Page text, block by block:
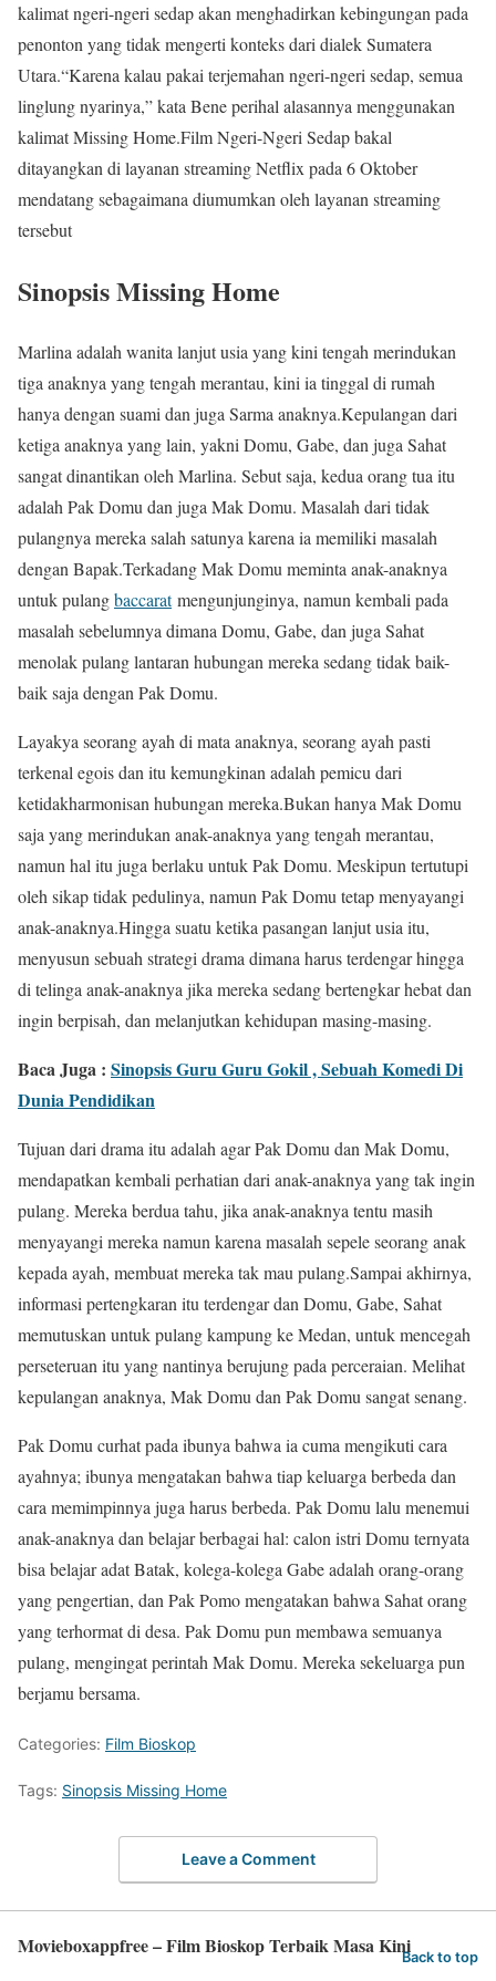
kalimat ngeri-ngeri sedap akan menghadirkan kebingungan pada
penonton yang tidak mengerti konteks dari dialek Sumatera
Utara.“Karena kalau pakai terjemahan ngeri-ngeri sedap, semua
linglung nyarinya,” kata Bene perihal alasannya menggunakan
kalimat Missing Home.Film Ngeri-Ngeri Sedap bakal
ditayangkan di layanan streaming Netflix pada 6 Oktober
mendatang sebagaimana diumumkan oleh layanan streaming
tersebut
Sinopsis Missing Home
Marlina adalah wanita lanjut usia yang kini tengah merindukan
tiga anaknya yang tengah merantau, kini ia tinggal di rumah
hanya dengan suami dan juga Sarma anaknya.Kepulangan dari
ketiga anaknya yang lain, yakni Domu, Gabe, dan juga Sahat
sangat dinantikan oleh Marlina. Sebut saja, kedua orang tua itu
adalah Pak Domu dan juga Mak Domu. Masalah dari tidak
pulangnya mereka salah satunya karena ia memiliki masalah
dengan Bapak.Terkadang Mak Domu meminta anak-anaknya
untuk pulangbaccaratmengunjunginya, namun kembali pada
masalah sebelumnya dimana Domu, Gabe, dan juga Sahat
menolak pulang lantaran hubungan mereka sedang tidak baik-
baik saja dengan Pak Domu.
Layakya seorang ayah di mata anaknya, seorang ayah pasti
terkenal egois dan itu kemungkinan adalah pemicu dari
ketidakharmonisan hubungan mereka.Bukan hanya Mak Domu
saja yang merindukan anak-anaknya yang tengah merantau,
namun hal itu juga berlaku untuk Pak Domu. Meskipun tertutupi
oleh sikap tidak pedulinya, namun Pak Domu tetap menyayangi
anak-anaknya.Hingga suatu ketika pasangan lanjut usia itu,
menyusun sebuah strategi drama dimana harus terdengar hingga
di telinga anak-anaknya jika mereka sedang bertengkar hebat dan
ingin berpisah, dan melanjutkan kehidupan masing-masing.
Baca Juga : Sinopsis Guru Guru Gokil , Sebuah Komedi Di
Dunia Pendidikan
Tujuan dari drama itu adalah agar Pak Domu dan Mak Domu,
mendapatkan kembali perhatian dari anak-anaknya yang tak ingin
pulang. Mereka berdua tahu, jika anak-anaknya tentu masih
menyayangi mereka namun karena masalah sepele seorang anak
kepada ayah, membuat mereka tak mau pulang.Sampai akhirnya,
informasi pertengkaran itu terdengar dan Domu, Gabe, Sahat
memutuskan untuk pulang kampung ke Medan, untuk mencegah
perseteruan itu yang nantinya berujung pada perceraian. Melihat
kepulangan anaknya, Mak Domu dan Pak Domu sangat senang.
Pak Domu curhat pada ibunya bahwa ia cuma mengikuti cara
ayahnya; ibunya mengatakan bahwa tiap keluarga berbeda dan
cara memimpinnya juga harus berbeda. Pak Domu lalu menemui
anak-anaknya dan belajar berbagai hal: calon istri Domu ternyata
bisa belajar adat Batak, kolega-kolega Gabe adalah orang-orang
yang pengertian, dan Pak Pomo mengatakan bahwa Sahat orang
yang terhormat di desa. Pak Domu pun membawa semuanya
pulang, mengingat perintah Mak Domu. Mereka sekeluarga pun
berjamu bersama.
Categories: Film Bioskop
Tags: Sinopsis Missing Home
Leave a Comment
Movieboxappfree – Film Bioskop Terbaik Masa KiniBack to top